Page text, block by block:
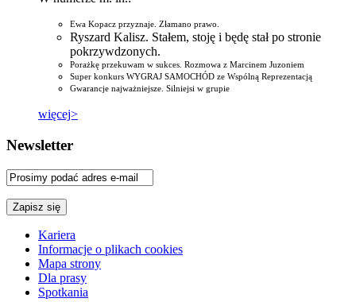
Ewa Kopacz przyznaje. Złamano prawo.
Ryszard Kalisz. Stałem, stoję i będę stał po stronie
pokrzywdzonych.
Porażkę przekuwam w sukces. Rozmowa z Marcinem Juzoniem
Super konkurs WYGRAJ SAMOCHÓD ze Wspólną Reprezentacją
Gwarancje najważniejsze. Silniejsi w grupie
więcej>
Newsletter
Kariera
Informacje o plikach cookies
Mapa strony
Dla prasy
Spotkania